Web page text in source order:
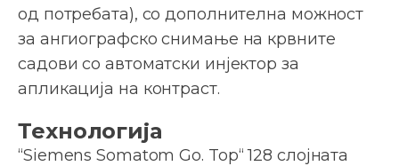
од потребата), со дополнителна можност
за ангиографско снимање на крвните
садови со автоматски инјектор за
апликација на контраст.
Технологија
“Siemens Somatom Go. Top“ 128 слојната